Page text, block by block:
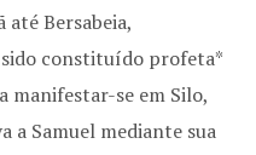
até Bersabeia,
sido constituído profeta*
manifestar-se em Silo,
a Samuel mediante sua